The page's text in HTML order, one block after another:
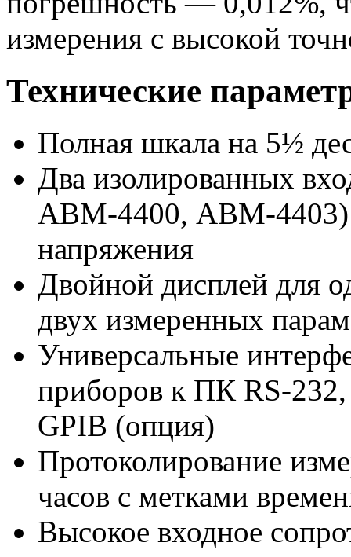
измерения с высокой
Технические
Полная шкала на 5½
Два изолированных
АВМ-4400, АВМ-4403)
напряжения
Двойной дисплей для
двух измеренных
Универсальные
приборов к ПК RS-
GPIB (опция)
Протоколирование
часов с метками
Высокое входное